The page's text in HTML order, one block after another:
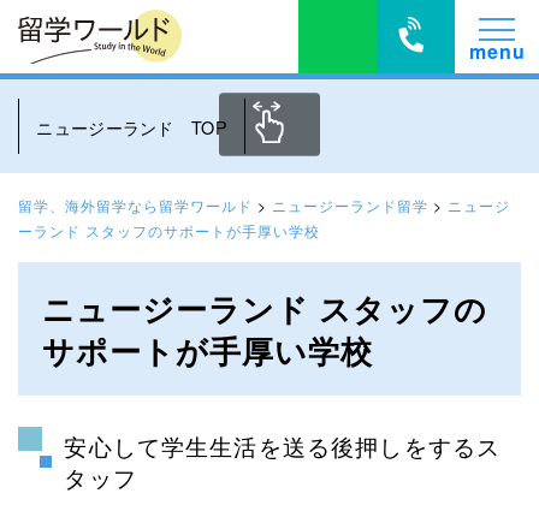
ニュージーランド TOP
留学、海外留学なら留学ワールド > ニュージーランド留学 > ニュージ
ーランド スタッフのサポートが手厚い学校
ニュージーランド スタッフの
サポートが手厚い学校
安心して学生生活を送る後押しをするス
タッフ